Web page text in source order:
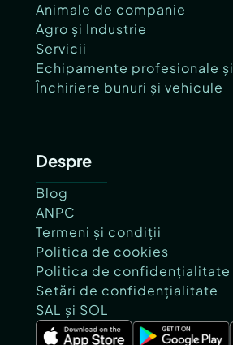
Animale de companie
Agro și Industrie
Servicii
Echipamente profesionale
Închiriere bunuri și vehicule
Despre
Blog
ANPC
Termeni și condiții
Politica de cookies
Politica de confidențialitate
Setări de confidențialitate
SAL și SOL